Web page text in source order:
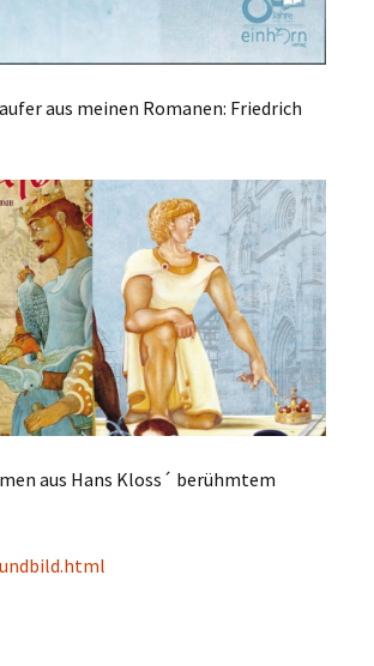
aus meinen Romanen: Friedrich
aus Hans Kloss´ berühmtem